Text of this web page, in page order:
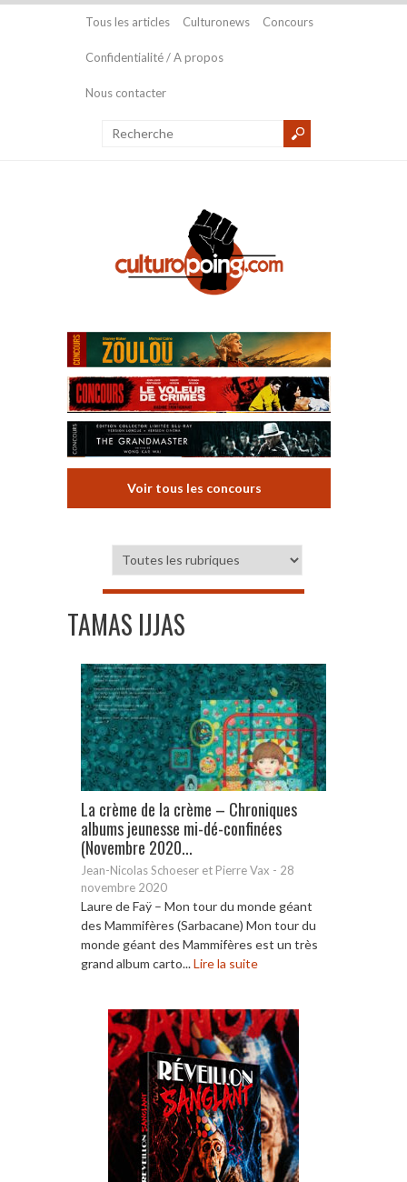
Tous les articles Culturonews Concours
Confidentialité / A propos
Nous contacter
Voir tous les concours
TAMAS IJJAS
La crème de la crème – Chroniques
albums jeunesse mi-dé-confinées
(Novembre 2020...
Jean-Nicolas Schoeser et Pierre Vax - 28
novembre 2020
Laure de Faÿ – Mon tour du monde géant
des Mammifères (Sarbacane) Mon tour du
monde géant des Mammifères est un très
grand album carto...Lire la suite